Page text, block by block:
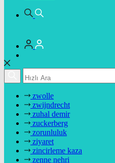
zwolle
zwijndrecht
zuhal demir
zuckerberg
zorunluluk
ziyaret
zincirleme kaza
zenne nehri